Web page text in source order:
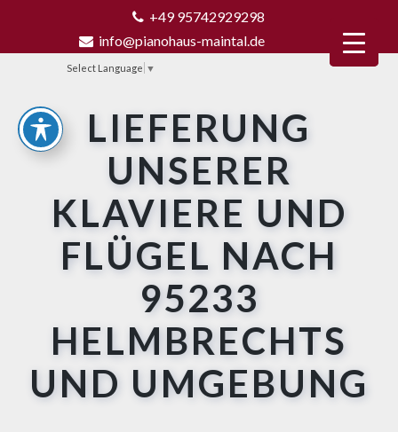
+49 95742929298
info@pianohaus-maintal.de
Select Language ▼
LIEFERUNG
UNSERER
KLAVIERE UND
FLÜGEL NACH
95233
HELMBRECHTS
UND UMGEBUNG